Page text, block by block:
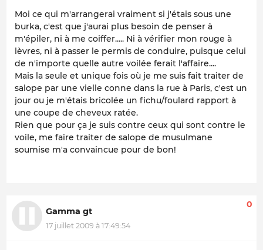
Moi ce qui m'arrangerai vraiment si j'étais sous une
burka, c'est que j'aurai plus besoin de penser à
m'épiler, ni à me coiffer..... Ni à vérifier mon rouge à
lèvres, ni à passer le permis de conduire, puisque celui
de n'importe quelle autre voilée ferait l'affaire....
Mais la seule et unique fois où je me suis fait traiter de
salope par une vielle conne dans la rue à Paris, c'est un
jour ou je m'étais bricolée un fichu/foulard rapport à
une coupe de cheveux ratée.
Rien que pour ça je suis contre ceux qui sont contre le
voile, me faire traiter de salope de musulmane
soumise m'a convaincue pour de bon!
Gamma gt
17 juillet 2009 à 17:49:54
0